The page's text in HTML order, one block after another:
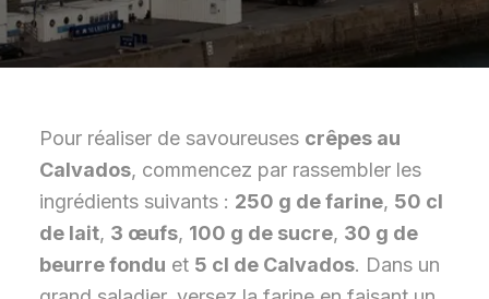
Pour réaliser de savoureuses crêpes au
Calvados, commencez par rassembler les
ingrédients suivants : 250 g de farine, 50 cl
de lait, 3 œufs, 100 g de sucre, 30 g de
beurre fondu et 5 cl de Calvados. Dans un